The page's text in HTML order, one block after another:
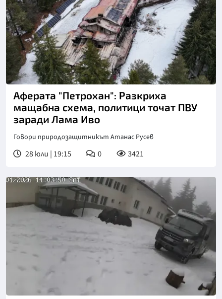
Снимка: БТА
Аферата "Петрохан": Разкриха
мащабна схема, политици точат ПВУ
заради Лама Иво
Говори природозащитникът Атанас Русев
28 юли | 19:15 0 3421